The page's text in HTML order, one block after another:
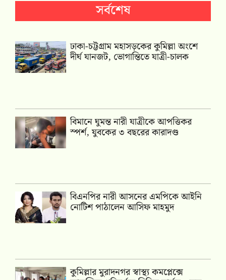
সর্বশেষ
ঢাকা-চট্টগ্রাম মহাসড়কের কুমিল্লা অংশে
দীর্ঘ যানজট, ভোগান্তিতে যাত্রী-চালক
বিমানে ঘুমন্ত নারী যাত্রীকে আপত্তিকর
স্পর্শ, যুবকের ৩ বছরের কারাদণ্ড
বিএনপির নারী আসনের এমপিকে আইনি
নোটিশ পাঠালেন আসিফ মাহমুদ
কুমিল্লার মুরাদনগর স্বাস্থ্য কমপ্লেক্সে